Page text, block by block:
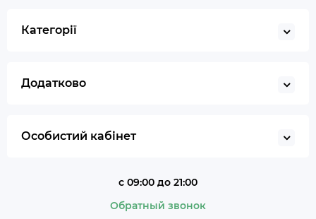
Категорії
Додатково
Особистий кабінет
с 09:00 до 21:00
Обратный звонок